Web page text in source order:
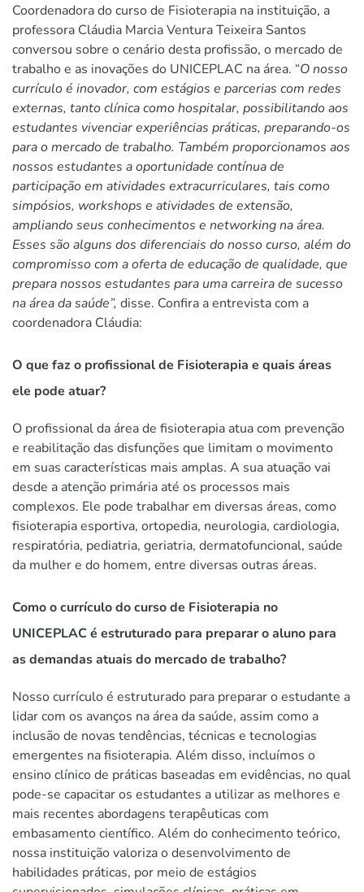
Coordenadora do curso de Fisioterapia na instituição, a
professora Cláudia Marcia Ventura Teixeira Santos
conversou sobre o cenário desta profissão, o mercado de
trabalho e as inovações do UNICEPLAC na área. “O nosso
currículo é inovador, com estágios e parcerias com redes
externas, tanto clínica como hospitalar, possibilitando aos
estudantes vivenciar experiências práticas, preparando-os
para o mercado de trabalho. Também proporcionamos aos
nossos estudantes a oportunidade contínua de
participação em atividades extracurriculares, tais como
simpósios, workshops e atividades de extensão,
ampliando seus conhecimentos e networking na área.
Esses são alguns dos diferenciais do nosso curso, além do
compromisso com a oferta de educação de qualidade, que
prepara nossos estudantes para uma carreira de sucesso
na área da saúde”, disse. Confira a entrevista com a
coordenadora Cláudia:
O que faz o profissional de Fisioterapia e quais áreas
ele pode atuar?
O profissional da área de fisioterapia atua com prevenção
e reabilitação das disfunções que limitam o movimento
em suas características mais amplas. A sua atuação vai
desde a atenção primária até os processos mais
complexos. Ele pode trabalhar em diversas áreas, como
fisioterapia esportiva, ortopedia, neurologia, cardiologia,
respiratória, pediatria, geriatria, dermatofuncional, saúde
da mulher e do homem, entre diversas outras áreas.
Como o currículo do curso de Fisioterapia no
UNICEPLAC é estruturado para preparar o aluno para
as demandas atuais do mercado de trabalho?
Nosso currículo é estruturado para preparar o estudante a
lidar com os avanços na área da saúde, assim como a
inclusão de novas tendências, técnicas e tecnologias
emergentes na fisioterapia. Além disso, incluímos o
ensino clínico de práticas baseadas em evidências, no qual
pode-se capacitar os estudantes a utilizar as melhores e
mais recentes abordagens terapêuticas com
embasamento científico. Além do conhecimento teórico,
nossa instituição valoriza o desenvolvimento de
habilidades práticas, por meio de estágios